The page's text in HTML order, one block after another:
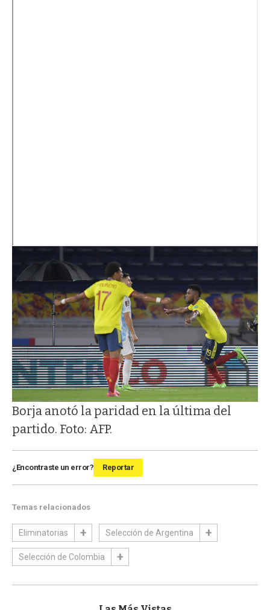
Borja anotó la paridad en la última del
partido. Foto: AFP.
¿Encontraste un error? Reportar
Temas relacionados
Eliminatorias Selección de Argentina
Selección de Colombia